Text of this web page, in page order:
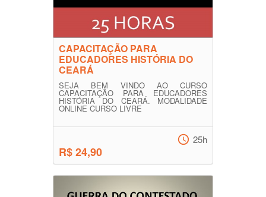
CAPACITAÇÃO PARA
EDUCADORES HISTÓRIA DO
CEARÁ
SEJA BEM VINDO AO CURSO
CAPACITAÇÃO PARA EDUCADORES
HISTÓRIA DO CEARÁ. MODALIDADE
ONLINE CURSO LIVRE
R$ 24,90
25h